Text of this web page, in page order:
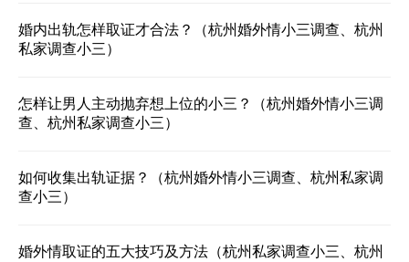
婚内出轨怎样取证才合法？（杭州婚外情小三调查、杭州
私家调查小三）
怎样让男人主动抛弃想上位的小三？（杭州婚外情小三调
查、杭州私家调查小三）
如何收集出轨证据？（杭州婚外情小三调查、杭州私家调
查小三）
婚外情取证的五大技巧及方法（杭州私家调查小三、杭州